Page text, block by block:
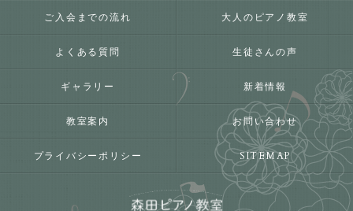
ご入会までの流れ 大人のピアノ教室
よくある質問 生徒さんの声
ギャラリー 新着情報
教室案内 お問い合わせ
プライバシーポリシー SITEMAP